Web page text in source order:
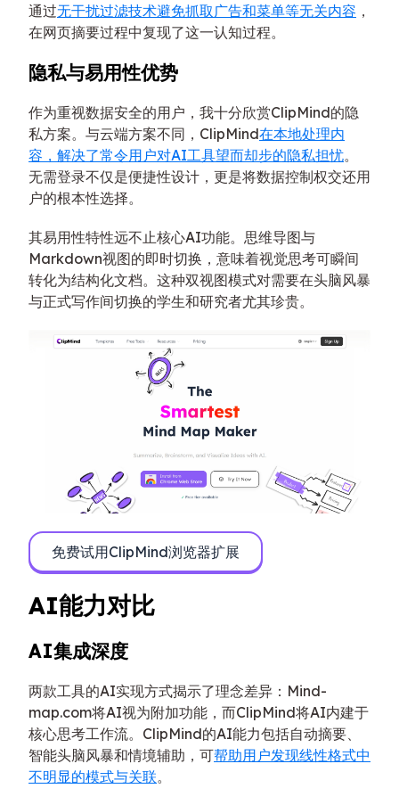
通过无干扰过滤技术避免抓取广告和菜单等无关内容 ，
在网页摘要过程中复现了这一认知过程。
隐私与易用性优势
作为重视数据安全的用户，我十分欣赏ClipMind的隐
私方案。与云端方案不同，ClipMind在本地处理内
容，解决了常令用户对AI工具望而却步的隐私担忧。
无需登录不仅是便捷性设计，更是将数据控制权交还用
户的根本性选择。
其易用性特性远不止核心AI功能。思维导图与
Markdown视图的即时切换，意味着视觉思考可瞬间
转化为结构化文档。这种双视图模式对需要在头脑风暴
与正式写作间切换的学生和研究者尤其珍贵。
免费试用ClipMind浏览器扩展
AI能力对比
AI集成深度
两款工具的AI实现方式揭示了理念差异：Mind-
map.com将AI视为附加功能，而ClipMind将AI内建于
核心思考工作流。ClipMind的AI能力包括自动摘要、
智能头脑风暴和情境辅助，可帮助用户发现线性格式中
不明显的模式与关联。